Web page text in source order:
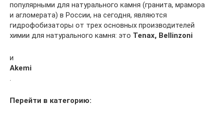
популярными для натурального камня (гранита, мрамора
и агломерата) в России, на сегодня, являются
гидрофобизаторы от трех основных производителей
химии для натурального камня: это Tenax, Bellinzoni
и
Akemi
.
Перейти в категорию: